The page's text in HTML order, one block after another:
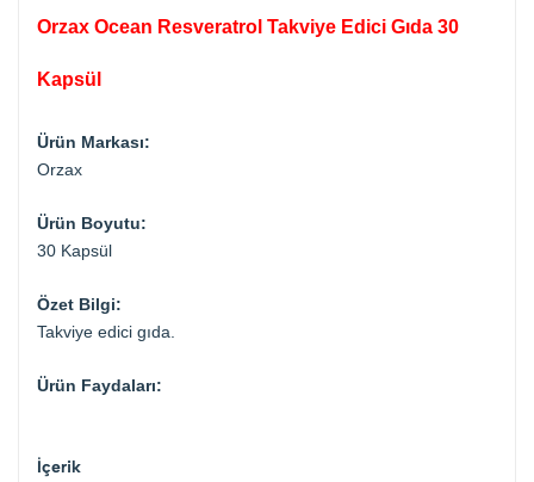
Orzax Ocean Resveratrol Takviye Edici Gıda 30
Kapsül
Ürün Markası:
Orzax
Ürün Boyutu:
30 Kapsül
Özet Bilgi:
Takviye edici gıda.
Ürün Faydaları:
İçerik